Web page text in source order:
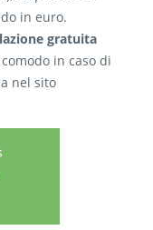
in euro.
gratuita
in caso di
nel sito